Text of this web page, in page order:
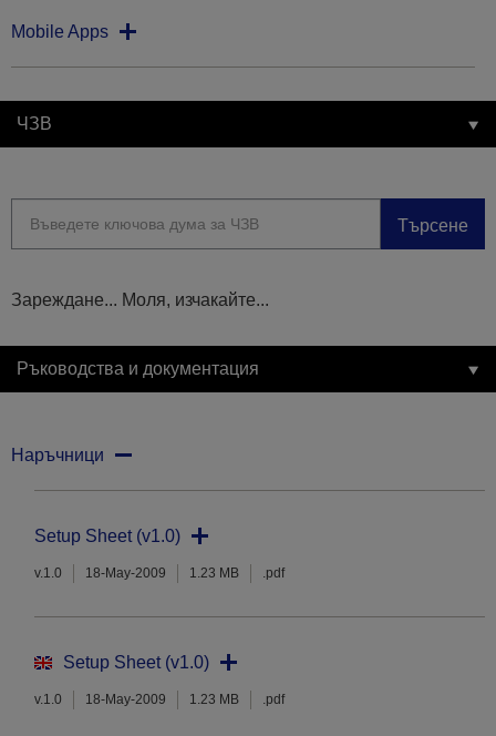
Mobile Apps
ЧЗВ
Търсене
Зареждане... Моля, изчакайте...
Ръководства и документация
Наръчници
Setup Sheet (v1.0)
v.1.0 18-May-2009 1.23 MB .pdf
Setup Sheet (v1.0)
v.1.0 18-May-2009 1.23 MB .pdf